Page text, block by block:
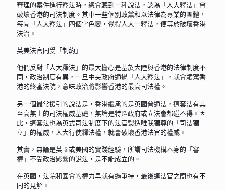
審理的案件進行釋法時，總會聽到一種說法，認為「人大釋法」會
破壞香港的司法制度。其中一些個別政黨和以法律為專業的團體，
每聞「人大釋法」四個字色變，覺得人大一釋法，便等於破壞香港
法治。
英美法官同受「制約」
他們反對「人大釋法」的最大擔心是基於大陸與香港的法律制度不
同，政治制度有異，一旦中央政府通過「人大釋法」，就會凌駕香
港的終審法院，意味政治將影響香港的最高司法權。
另一個最常援引的說法是，香港繼承的是英國普通法，這套法有其
至高無上的司法權威基礎，無論是特區政府或立法會都碰不得。因
此，這套法也為英式司法制度下的法官製造唯我獨尊的「司法獨
立」的權威，人大行使釋法權，就會破壞香港法官的權威。
其實，無論是英國或美國的實踐經驗，所謂司法機構本身的「審
權」不受政治影響的說法，是不能成立的。
在英國，法院和國會的權力早就有過爭持，最後連法官之間也有不
同的見解。